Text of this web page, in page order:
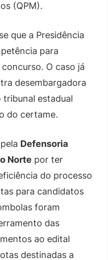
(QPM).
que a Presidência
para
O caso já
desembargadora
tribunal estadual
do certame.
Defensoria
Norte por ter
do processo
para candidatos
foram
das
ao edital
destinadas a